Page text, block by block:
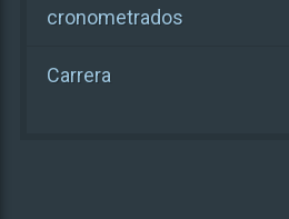
cronometrados
Carrera